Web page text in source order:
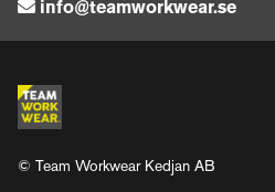
info@teamworkwear.se
© Team Workwear Kedjan AB